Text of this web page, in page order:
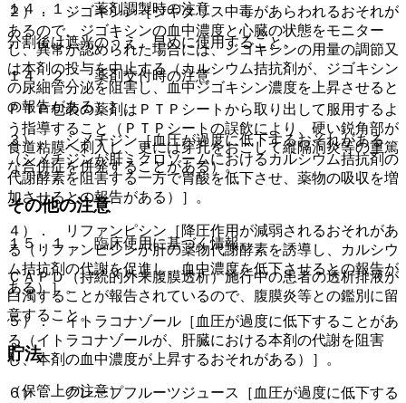
１４．１． 薬剤調製時の注意
分割後は遮光のうえ、早めに使用すること。
１４．２． 薬剤交付時の注意
ＰＴＰ包装の薬剤はＰＴＰシートから取り出して服用するよ
う指導すること（ＰＴＰシートの誤飲により、硬い鋭角部が
食道粘膜へ刺入し、更には穿孔をおこして縦隔洞炎等の重篤
な合併症を併発することがある）。
その他の注意
１５．１． 臨床使用に基づく情報
ＣＡＰＤ（持続的外来腹膜透析）施行中の患者の透析排液が
白濁することが報告されているので、腹膜炎等との鑑別に留
意すること。
貯法
（保管上の注意）
２）． ジゴキシン［ジギタリス中毒があらわれるおそれが
あるので、ジゴキシンの血中濃度と心臓の状態をモニター
し、異常が認められた場合には、ジゴキシンの用量の調節又
は本剤の投与を中止する（カルシウム拮抗剤が、ジゴキシン
の尿細管分泌を阻害し、血中ジゴキシン濃度を上昇させると
の報告がある）］。
３）． シメチジン［血圧が過度に低下するおそれがある
（シメチジンが肝ミクロソームにおけるカルシウム拮抗剤の
代謝酵素を阻害する一方で胃酸を低下させ、薬物の吸収を増
加させるとの報告がある）］。
４）． リファンピシン［降圧作用が減弱されるおそれがあ
る（リファンピシンが肝の薬物代謝酵素を誘導し、カルシウ
ム拮抗剤の代謝を促進し、血中濃度を低下させるとの報告が
ある）］。
５）． イトラコナゾール［血圧が過度に低下することがあ
る（イトラコナゾールが、肝臓における本剤の代謝を阻害
し、本剤の血中濃度が上昇するおそれがある）］。
６）． グレープフルーツジュース［血圧が過度に低下する